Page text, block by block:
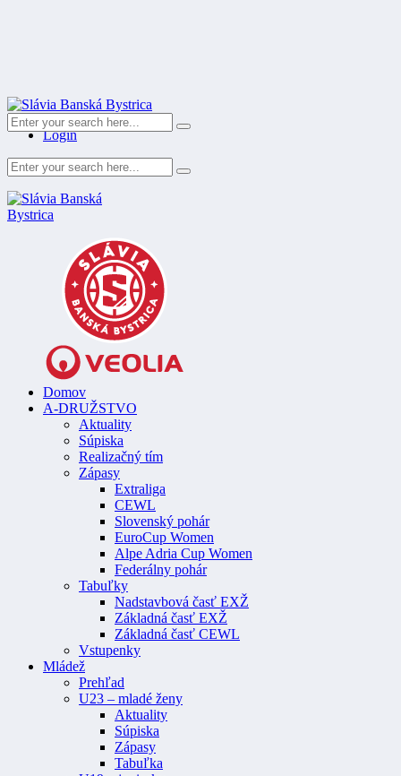
Register
Login
Domov
A-DRUŽSTVO
Aktuality
Súpiska
Realizačný tím
Zápasy
Extraliga
CEWL
Slovenský pohár
EuroCup Women
Alpe Adria Cup Women
Federálny pohár
Tabuľky
Nadstavbová časť EXŽ
Základná časť EXŽ
Základná časť CEWL
Vstupenky
Mládež
Prehľad
U23 – mladé ženy
Aktuality
Súpiska
Zápasy
Tabuľka